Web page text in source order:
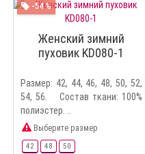
-54 %
Женский зимний
пуховик KD080-1
Размер: 42, 44, 46, 48, 50, 52,
54, 56. Состав ткани: 100%
полиэстер. ..
Выберите размер
42 48 50